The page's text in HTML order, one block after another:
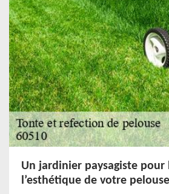
Un jardinier paysagiste pour
l’esthétique de votre